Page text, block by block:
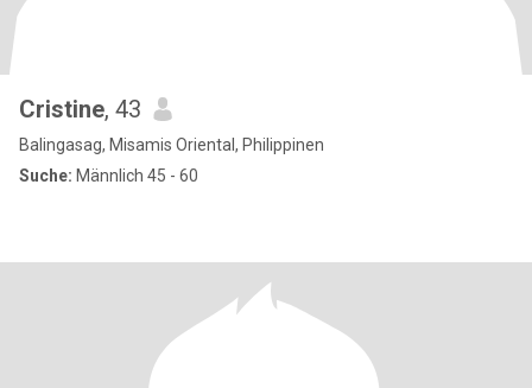
Cristine, 43
Balingasag, Misamis Oriental, Philippinen
Suche: Männlich 45 - 60